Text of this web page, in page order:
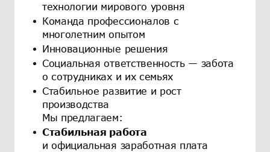
технологии мирового уровня
Команда профессионалов с
многолетним опытом
Инновационные решения
Социальная ответственность — забота
о сотрудниках и их семьях
Стабильное развитие и рост
производства
Мы предлагаем:
Стабильная работа
и официальная заработная плата